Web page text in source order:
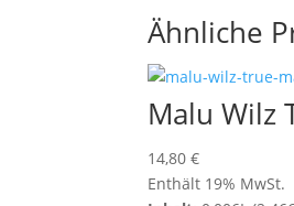
Ähnliche
Malu Wilz
14,80€
Enthält 19% MwSt.